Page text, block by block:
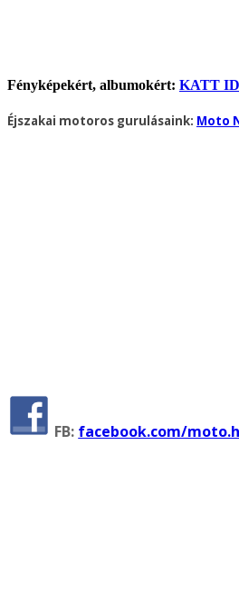
Fényképekért, albumokért: KATT
Éjszakai motoros gurulásaink: Moto
FB: facebook.com/